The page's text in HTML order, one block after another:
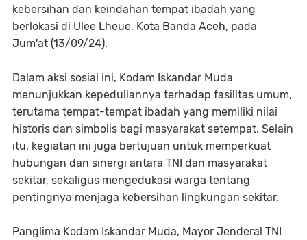
kebersihan dan keindahan tempat ibadah yang
berlokasi di Ulee Lheue, Kota Banda Aceh, pada
Jum'at (13/09/24).
Dalam aksi sosial ini, Kodam Iskandar Muda
menunjukkan kepeduliannya terhadap fasilitas umum,
terutama tempat-tempat ibadah yang memiliki nilai
historis dan simbolis bagi masyarakat setempat. Selain
itu, kegiatan ini juga bertujuan untuk memperkuat
hubungan dan sinergi antara TNI dan masyarakat
sekitar, sekaligus mengedukasi warga tentang
pentingnya menjaga kebersihan lingkungan sekitar.
Panglima Kodam Iskandar Muda, Mayor Jenderal TNI